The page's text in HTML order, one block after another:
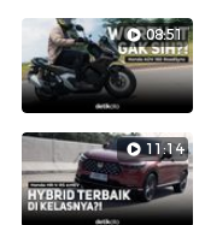
08:51
11:14